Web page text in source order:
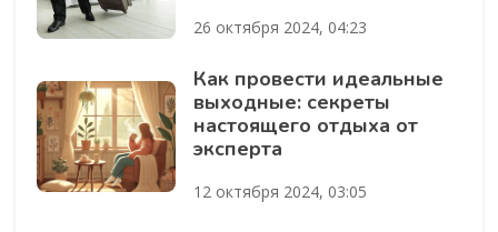
26 октября 2024, 04:23
Как провести идеальные
выходные: секреты
настоящего отдыха от
эксперта
12 октября 2024, 03:05